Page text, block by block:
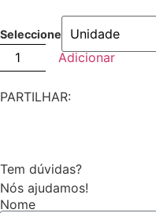
Seleccione
Adicionar
PARTILHAR:
Tem dúvidas?
Nós ajudamos!
Nome